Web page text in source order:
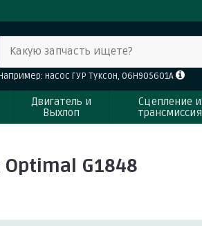
Какую запчасть ищете?
насос ГУР Туксон, 06H905601A
Двигатель и
Выхлоп
Сцепление и
трансмиссия
G1848